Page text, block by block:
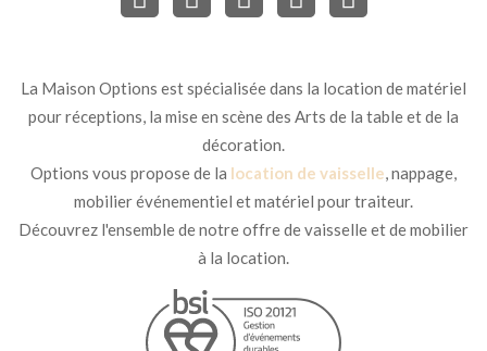
La Maison Options est spécialisée dans la location de matériel
pour réceptions, la mise en scène des Arts de la table et de la
décoration.
Options vous propose de la location de vaisselle, nappage,
mobilier événementiel et matériel pour traiteur.
Découvrez l'ensemble de notre offre de vaisselle et de mobilier
à la location.